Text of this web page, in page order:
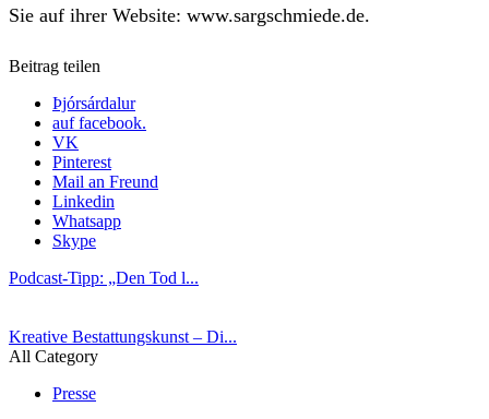
Sie auf ihrer Website: www.sargschmiede.de. ​
Beitrag teilen
Þjórsárdalur
auf facebook.
VK
Pinterest
Mail an Freund
Linkedin
Whatsapp
Skype
Podcast-Tipp: „Den Tod l...
Kreative Bestattungskunst – Di...
All Category
Presse